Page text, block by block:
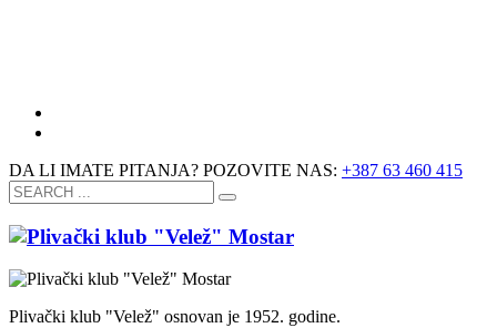
DA LI IMATE PITANJA? POZOVITE NAS: +387 63 460 415
Plivački klub "Velež" osnovan je 1952. godine.